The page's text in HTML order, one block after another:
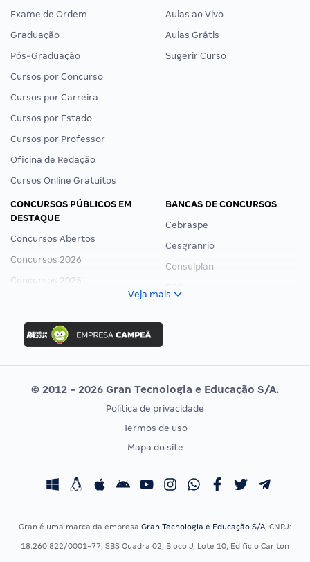
Exame de Ordem
Graduação
Pós-Graduação
Cursos por Concurso
Cursos por Carreira
Cursos por Estado
Cursos por Professor
Oficina de Redação
Cursos Online Gratuitos
Aulas ao Vivo
Aulas Grátis
Sugerir Curso
CONCURSOS PÚBLICOS EM
DESTAQUE
Concursos Abertos
Concursos 2026
Concursos 2025
Concurso Ibama
Concurso MPU
Editais publicados
BANCAS DE CONCURSOS
Cebraspe
Cesgranrio
Consulplan
Vunesp
CONCURSOS POR PROFISSÃO
Concursos Fiscais
EXAME DE ORDEM
Calendário OAB
Veja mais
© 2012 - 2026 Gran Tecnologia e Educação S/A.
Política de privacidade
Termos de uso
Mapa do site
Gran é uma marca da empresa Gran Tecnologia e Educação S/A, CNPJ:
18.260.822/0001-77, SBS Quadra 02, Bloco J, Lote 10, Edifício Carlton